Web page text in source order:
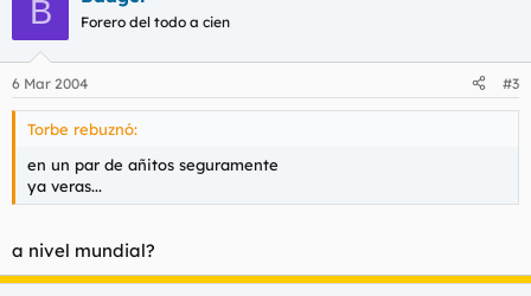
B Forero del todo a cien
6 Mar 2004 #3
Torbe rebuznó:
en un par de añitos seguramente
ya veras...
a nivel mundial?